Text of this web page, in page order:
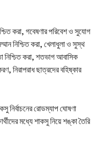
করা, গবেষণার পরিবেশ ও সুযোগ
নিশ্চিত করা, খেলাধুলা ও সুস্থ
নিশ্চিত করা, শতভাগ আবাসিক
নিরাপরাধ ছাত্রদের বহিষ্কার
নির্বাচনের রোডম্যাপ ঘোষণা
মধ্যে শাকসু নিয়ে শঙ্কা তৈরি